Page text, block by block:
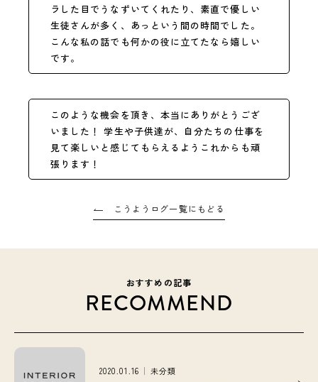
ラした目でうなずいてくれたり、素直で優しい
生徒さんが多く、あっという間の時間でした。
こんな私の話でも何かの役に立てたなら嬉しい
です。
このような機会を頂き、本当にありがとうござ
いました！ 学生や子供達が、自分たちの仕事を
見て楽しいと感じてもらえるようこれからも頑
張ります！
こうようログ一覧にもどる
おすすめの記事
RECOMMEND
2020.01.16 未分類